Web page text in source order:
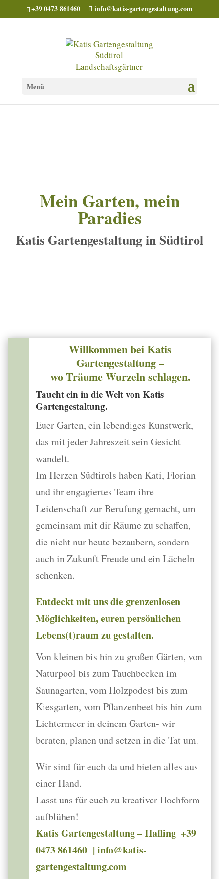
+39 0473 861460 info@katis-gartengestaltung.com
Menü
Mein Garten, mein
Paradies
Katis Gartengestaltung in Südtirol
Willkommen bei Katis
Gartengestaltung –
wo Träume Wurzeln schlagen.
Taucht ein in die Welt von Katis
Gartengestaltung.
Euer Garten, ein lebendiges Kunstwerk,
das mit jeder Jahreszeit sein Gesicht
wandelt.
Im Herzen Südtirols haben Kati, Florian
und ihr engagiertes Team ihre
Leidenschaft zur Berufung gemacht, um
gemeinsam mit dir Räume zu schaffen,
die nicht nur heute bezaubern, sondern
auch in Zukunft Freude und ein Lächeln
schenken.
Entdeckt mit uns die grenzenlosen
Möglichkeiten, euren persönlichen
Lebens(t)raum zu gestalten.
Von kleinen bis hin zu großen Gärten, von
Naturpool bis zum Tauchbecken im
Saunagarten, vom Holzpodest bis zum
Kiesgarten, vom Pflanzenbeet bis hin zum
Lichtermeer in deinem Garten- wir
beraten, planen und setzen in die Tat um.
Wir sind für euch da und bieten alles aus
einer Hand.
Lasst uns für euch zu kreativer Hochform
aufblühen!
Katis Gartengestaltung – Hafling ​ +39
0473 861460 | info@katis-
gartengestaltung.com